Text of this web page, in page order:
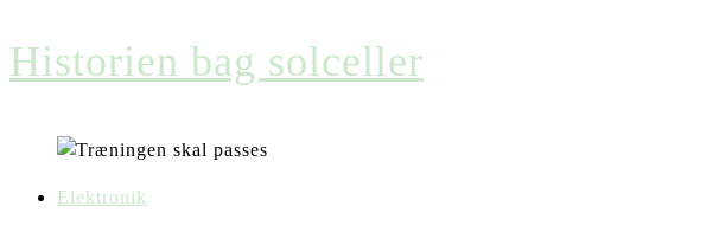
Historien bag solceller
Elektronik